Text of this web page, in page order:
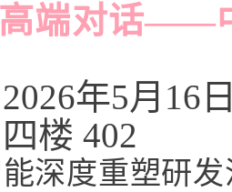
端对话——
年5月16
楼 402
深度重塑研